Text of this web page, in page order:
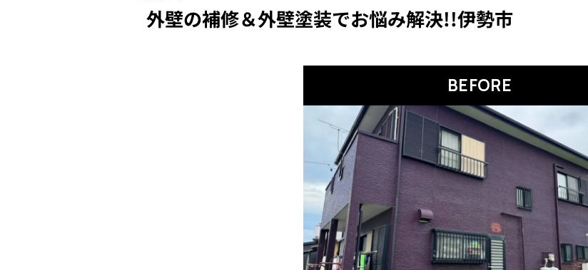
外壁の補修＆外壁塗装でお悩み解決!!伊勢市
BEFORE